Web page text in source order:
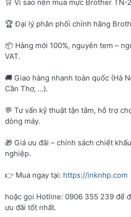
🛒 Vì sao nên mua mực Brother TN-
🏆 Đại lý phân phối chính hãng
📦 Hàng mới 100%, nguyên tem –
VAT.
🚚 Giao hàng nhanh toàn quốc (Hà
Cần Thơ, …).
💬 Tư vấn kỹ thuật tận tâm, hỗ trợ
dòng máy.
🎁 Giá ưu đãi – chính sách chiết
nghiệp.
👉 Mua ngay tại: https://inknhp.com
hoặc gọi Hotline: 0906 355 239 để
ưu đãi tốt nhất.